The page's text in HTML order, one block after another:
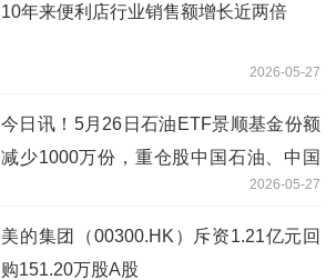
10年来便利店行业销售额增长近两倍
2026-05-27
今日讯！5月26日石油ETF景顺基金份额
减少1000万份，重仓股中国石油、中国
2026-05-27
美的集团（00300.HK）斥资1.21亿元回
购151.20万股A股